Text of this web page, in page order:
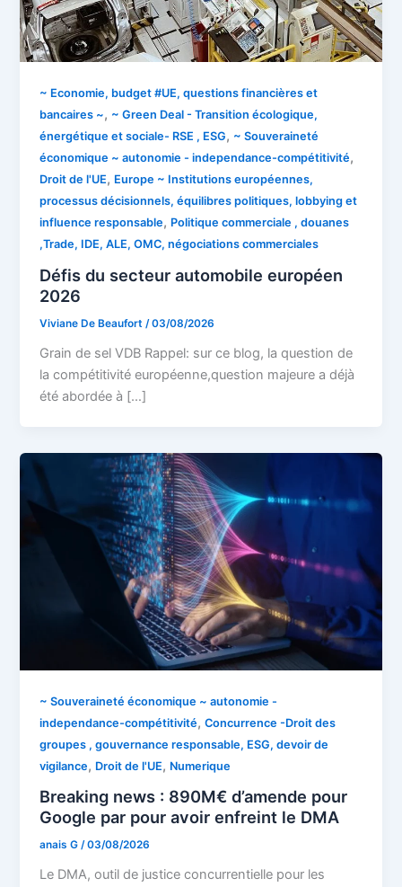
~ Economie, budget #UE, questions financières et
bancaires ~, ~ Green Deal - Transition écologique,
énergétique et sociale- RSE , ESG, ~ Souveraineté
économique ~ autonomie - independance-compétitivité,
Droit de l'UE, Europe ~ Institutions européennes,
processus décisionnels, équilibres politiques, lobbying et
influence responsable, Politique commerciale , douanes
,Trade, IDE, ALE, OMC, négociations commerciales
Défis du secteur automobile européen
2026
Viviane De Beaufort/03/08/2026
Grain de sel VDB Rappel: sur ce blog, la question de
la compétitivité européenne,question majeure a déjà
été abordée à […]
~ Souveraineté économique ~ autonomie -
independance-compétitivité,Concurrence -Droit des
groupes , gouvernance responsable, ESG, devoir de
vigilance, Droit de l'UE, Numerique
Breaking news : 890M€ d’amende pour
Google par pour avoir enfreint le DMA
anais G/03/08/2026
Le DMA, outil de justice concurrentielle pour les